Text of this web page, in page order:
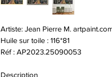
Artiste: Jean Pierre M.
Huile sur toile : 116*81
Réf : AP2023.25090053
Description